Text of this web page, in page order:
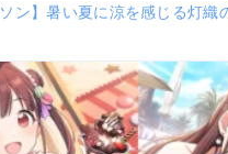
ソン】暑い夏に涼を感じる灯織